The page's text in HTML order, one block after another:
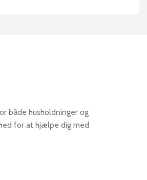
både husholdninger og
for at hjælpe dig med